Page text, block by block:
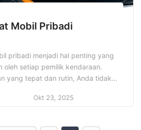
Mobil Pribadi
pribadi menjadi hal penting yang
oleh setiap pemilik kendaraan.
yang tepat dan rutin, Anda tidak
umur kendaraan serta
Okt 23, 2025